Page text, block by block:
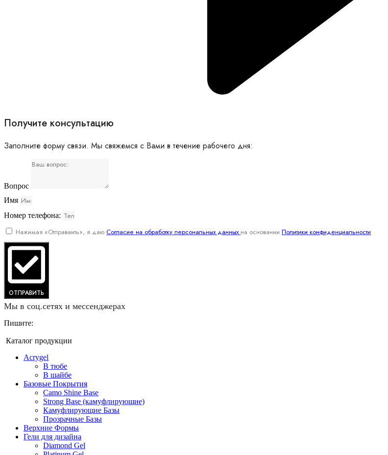
Получите консультацию
Заполните форму связи. Мы свяжемся с Вами в течение рабочего дня:
Вопрос
Имя
Номер телефона:
Нажимая «Отправаить», я даю Согласие на обработку персональных данных на основании Политики конфиденциальности
ОТПРАВИТЬ
Мы в соц.сетях и мессенджерах
Пишите:
Каталог продукции
Acrygel
В тюбе
В шайбе
Базовые Покрытия
Camo Shine Base
Strong Base (камуфлирующие)
Камуфлирующие Базы
Прозрачные Базы
Верхние Формы
Гели для дизайна
Diamond Gel